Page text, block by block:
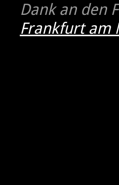
Dank an den
Frankfurt am